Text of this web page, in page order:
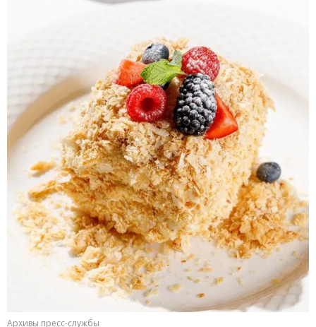
Архивы пресс-службы